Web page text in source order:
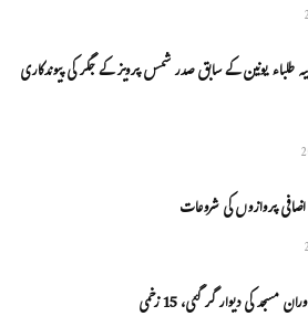
طلباء یونین کے سابق صدر شمس پرویز کے جگر کی پیوندکاری
مسجد کی دیوار گر گئی، 15 زخمی